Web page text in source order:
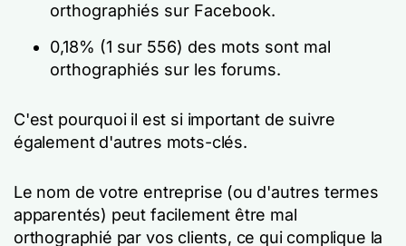
orthographiés sur Facebook.
0,18% (1 sur 556) des mots sont mal
orthographiés sur les forums.
C'est pourquoi il est si important de suivre
également d'autres mots-clés.
Le nom de votre entreprise (ou d'autres termes
apparentés) peut facilement être mal
orthographié par vos clients, ce qui complique la